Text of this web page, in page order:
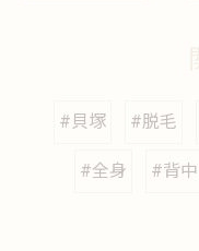
#貝塚 #脱毛
#全身 #背中